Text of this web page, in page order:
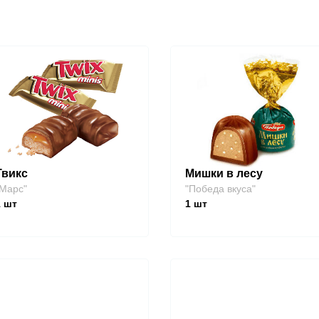
шт
Мишки в лесу
"Победа вкуса"
1 шт